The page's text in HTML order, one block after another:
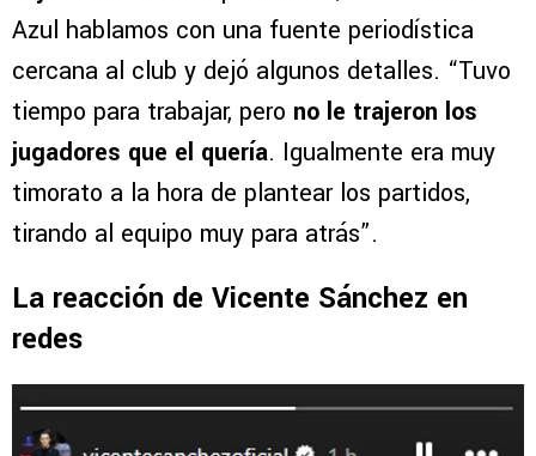
Azul hablamos con una fuente periodística
cercana al club y dejó algunos detalles. “Tuvo
tiempo para trabajar, pero no le trajeron los
jugadores que el quería. Igualmente era muy
timorato a la hora de plantear los partidos,
tirando al equipo muy para atrás”.
La reacción de Vicente Sánchez en
redes